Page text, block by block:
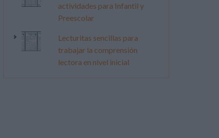
actividades para Infantil y
Preescolar
Lecturitas sencillas para
trabajar la comprensión
lectora en nivel inicial